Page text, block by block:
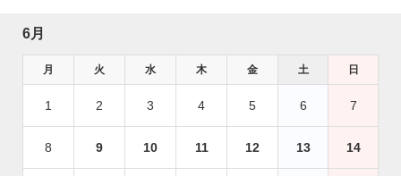
6月
月 火 水 木 金 土 日
1 2 3 4 5 6 7
8 9 10 11 12 13 14